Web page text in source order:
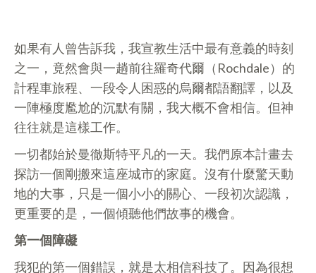
如果有人曾告訴我，我宣教生活中最有意義的時刻
之一，竟然會與一趟前往羅奇代爾（Rochdale）的
計程車旅程、一段令人困惑的烏爾都語翻譯，以及
一陣極度尷尬的沉默有關，我大概不會相信。但神
往往就是這樣工作。
一切都始於曼徹斯特平凡的一天。我們原本計畫去
探訪一個剛搬來這座城市的家庭。沒有什麼驚天動
地的大事，只是一個小小的關心、一段初次認識，
更重要的是，一個傾聽他們故事的機會。
第一個障礙
我犯的第一個錯誤，就是太相信科技了。因為很想